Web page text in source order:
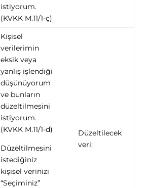
istiyorum.
(KVKK M.11/1-ç)
Kişisel
verilerimin
eksik veya
yanlış işlendiği
düşünüyorum
ve bunların
düzeltilmesini
istiyorum.
(KVKK M.11/1-d)
Düzeltilmesini
istediğiniz
kişisel verinizi
“Seçiminiz”
Düzeltilecek
veri;